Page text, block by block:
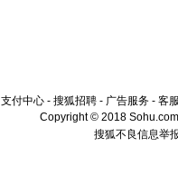
支付中心 - 搜狐招聘 - 广告服务 - 客
Copyright © 2018
搜狐不良信息举